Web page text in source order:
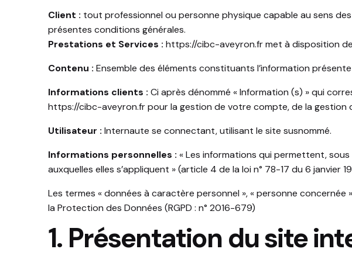
Client : tout professionnel ou personne physique capable au sens
présentes conditions générales.
Prestations et Services : https://cibc-aveyron.frmet à disposition
Contenu : Ensemble des éléments constituants l’information
Informations clients : Ci après dénommé « Information (s) » qui
https://cibc-aveyron.frpour la gestion de votre compte, de la gestion
Utilisateur : Internaute se connectant, utilisant le site susnommé.
Informations personnelles : « Les informations qui permettent,
auxquelles elles s’appliquent » (article 4 de la loi n° 78-17 du 6 janvier
Les termes « données à caractère personnel », « personne
la Protection des Données (RGPD : n° 2016-679)
1. Présentation du site